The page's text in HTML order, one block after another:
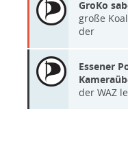
GroKo
große
der
Essener
der WAZ